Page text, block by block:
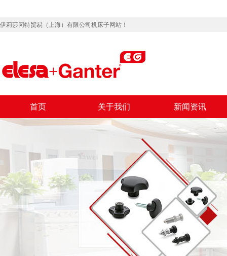
伊莉莎冈特贸易（上海）有限公司机床子网站！
首页 关于我们 新闻资讯